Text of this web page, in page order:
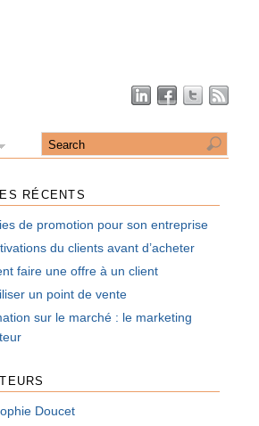
RÉCENTS
de promotion pour son entreprise
du clients avant d’acheter
faire une offre à un client
un point de vente
sur le marché : le marketing
Doucet